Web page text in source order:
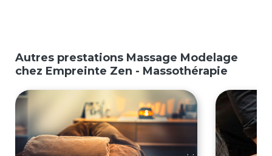
Autres prestations Massage Modelage
chez Empreinte Zen - Massothérapie